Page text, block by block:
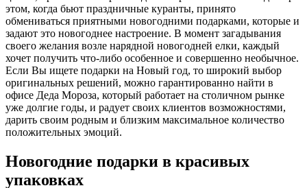
этом, когда бьют праздничные куранты, принято
обмениваться приятными новогодними подарками, которые и
задают это новогоднее настроение. В момент загадывания
своего желания возле нарядной новогодней елки, каждый
хочет получить что-либо особенное и совершенно необычное.
Если Вы ищете подарки на Новый год, то широкий выбор
оригинальных решений, можно гарантированно найти в
офисе Деда Мороза, который работает на столичном рынке
уже долгие годы, и радует своих клиентов возможностями,
дарить своим родным и близким максимальное количество
положительных эмоций.
Новогодние подарки в красивых
упаковках